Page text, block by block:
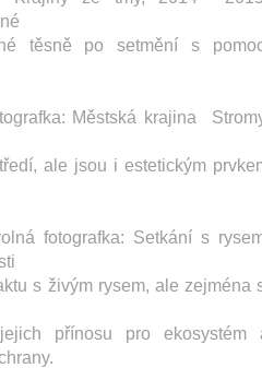
těsně po setmění s
​Městská krajina
ale jsou i estetickým
fotografka: ​Setkání s
s živým rysem, ale zejména
přínosu pro ekosystém